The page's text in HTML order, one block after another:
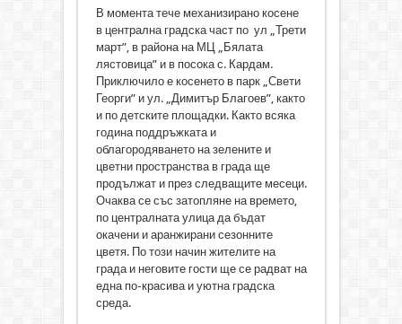
В момента тече механизирано косене
в централна градска част по ул „Трети
март”, в района на МЦ „Бялата
лястовица” и в посока с. Кардам.
Приключило е косенето в парк „Свети
Георги” и ул. „Димитър Благоев”, както
и по детските площадки. Както всяка
година поддръжката и
облагородяването на зелените и
цветни пространства в града ще
продължат и през следващите месеци.
Очаква се със затопляне на времето,
по централната улица да бъдат
окачени и аранжирани сезонните
цветя. По този начин жителите на
града и неговите гости ще се радват на
една по-красива и уютна градска
среда.